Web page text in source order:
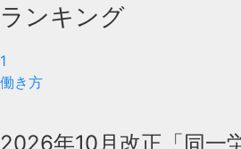
ランキング
1
働き方
2026年10月改正「同一